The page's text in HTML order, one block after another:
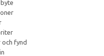
och fynd